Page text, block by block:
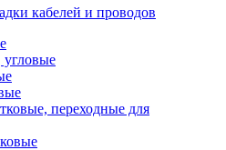
кабелей и проводов
переходные для